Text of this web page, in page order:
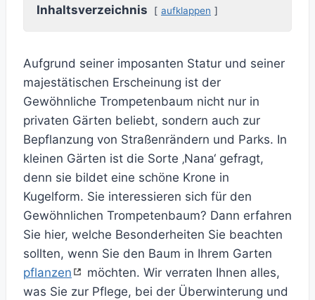
Inhaltsverzeichnis aufklappen
Aufgrund seiner imposanten Statur und seiner
majestätischen Erscheinung ist der
Gewöhnliche Trompetenbaum nicht nur in
privaten Gärten beliebt, sondern auch zur
Bepflanzung von Straßenrändern und Parks. In
kleinen Gärten ist die Sorte ‚Nana‘ gefragt,
denn sie bildet eine schöne Krone in
Kugelform. Sie interessieren sich für den
Gewöhnlichen Trompetenbaum? Dann erfahren
Sie hier, welche Besonderheiten Sie beachten
sollten, wenn Sie den Baum in Ihrem Garten
pflanzen
möchten. Wir verraten Ihnen alles,
was Sie zur Pflege, bei der Überwinterung und